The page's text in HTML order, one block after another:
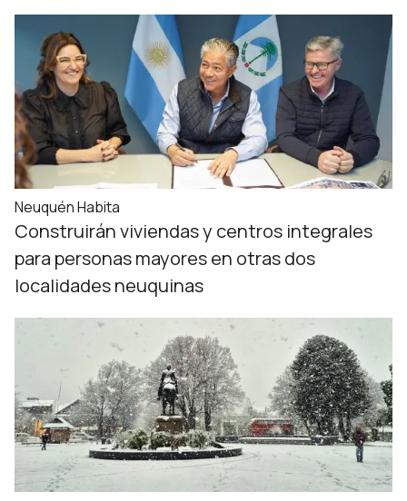
Neuquén Habita
Construirán viviendas y centros integrales
para personas mayores en otras dos
localidades neuquinas